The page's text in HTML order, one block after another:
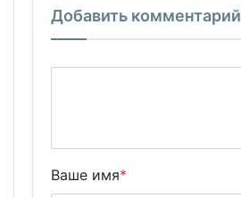
Добавить комментарий
Ваше имя*